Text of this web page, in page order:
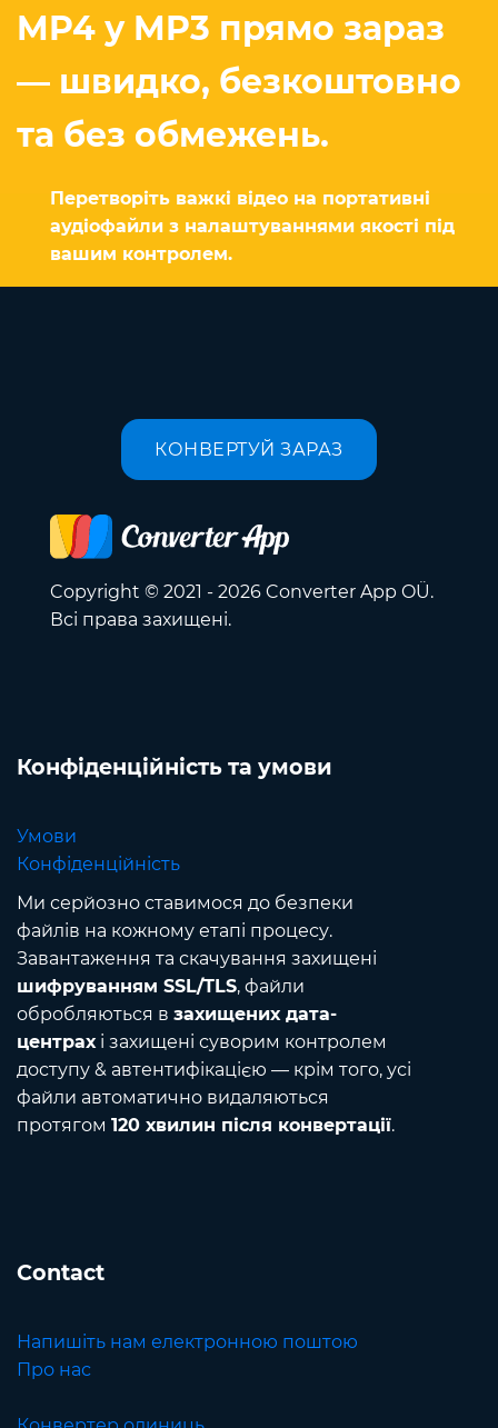
MP4 у MP3 прямо зараз
— швидко, безкоштовно
та без обмежень.
Перетворіть важкі відео на портативні
аудіофайли з налаштуваннями якості під
вашим контролем.
КОНВЕРТУЙ ЗАРАЗ
Copyright © 2021 - 2026 Converter App OÜ.
Всі права захищені.
Конфіденційність та умови
Умови
Конфіденційність
Ми серйозно ставимося до безпеки
файлів на кожному етапі процесу.
Завантаження та скачування захищені
шифруванням SSL/TLS, файли
обробляються в захищених дата-
центрахі захищені суворим контролем
доступу & автентифікацією — крім того, усі
файли автоматично видаляються
протягом 120 хвилин після конвертації.
Contact
Напишіть нам електронною поштою
Про нас